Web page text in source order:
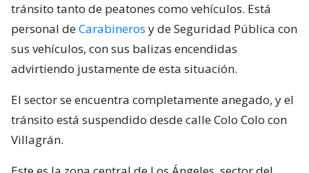
tránsito tanto de peatones como vehículos. Está
personal deCarabineros y de Seguridad Pública con
sus vehículos, con sus balizas encendidas
advirtiendo justamente de esta situación.
El sector se encuentra completamente anegado, y el
tránsito está suspendido desde calle Colo Colo con
Villagrán.